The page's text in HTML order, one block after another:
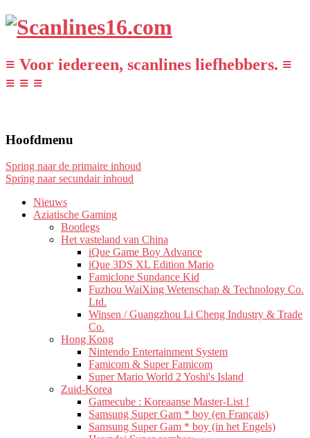
≡ Voor iedereen, scanlines liefhebbers. ≡
≡ ≡ ≡
Hoofdmenu
Spring naar de primaire inhoud
Spring naar secundair inhoud
Nieuws
Aziatische Gaming
Bootlegs
Het vasteland van China
iQue Game Boy Advance
iQue 3DS XL Edition Mario
Famiclone Sundance Kid
Fuzhou WaiXing Wetenschap & Technology Co.
Ltd.
Winsen / Guangzhou Li Cheng Industry & Trade
Co.
Hong Kong
Nintendo Entertainment System
Famicom & Super Famicom
Super Mario World 2 Yoshi's Island
Zuid-Korea
Gamecube : Koreaanse Master-List !
Samsung Super Gam * boy (en Français)
Samsung Super Gam * boy (in het Engels)